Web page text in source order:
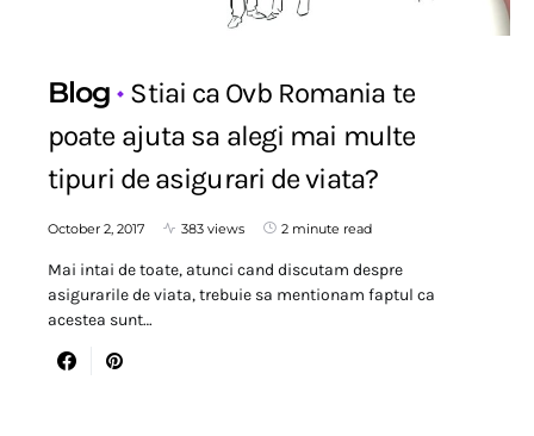
Blog
Stiai ca Ovb Romania te
poate ajuta sa alegi mai multe
tipuri de asigurari de viata?
October 2, 2017 383 views 2 minute read
Mai intai de toate, atunci cand discutam despre
asigurarile de viata, trebuie sa mentionam faptul ca
acestea sunt…